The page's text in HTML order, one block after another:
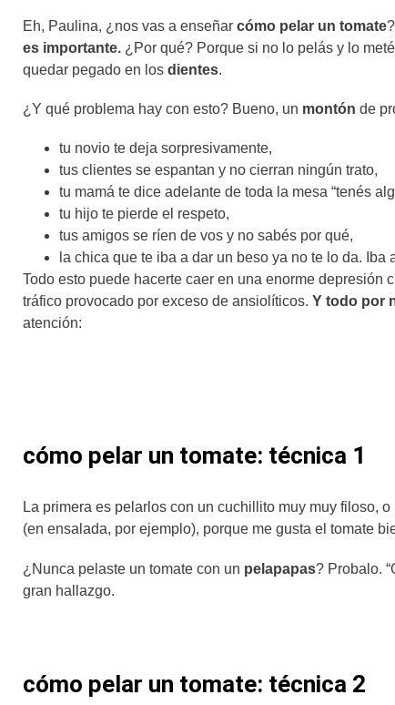
Eh, Paulina, ¿nos vas a enseñar cómo pelar un tomate
es importante. ¿Por qué? Porque si no lo pelás y lo
quedar pegado en los dientes.
¿Y qué problema hay con esto? Bueno, un montón de
tu novio te deja sorpresivamente,
tus clientes se espantan y no cierran ningún trato,
tu mamá te dice adelante de toda la mesa “tenés
tu hijo te pierde el respeto,
tus amigos se ríen de vos y no sabés por qué,
la chica que te iba a dar un beso ya no te lo da. Iba
Todo esto puede hacerte caer en una enorme
tráfico provocado por exceso de ansiolíticos. Y todo por
atención:
cómo pelar un tomate: técnica 1
La primera es pelarlos con un cuchillito muy muy filoso,
(en ensalada, por ejemplo), porque me gusta el tomate
¿Nunca pelaste un tomate con un pelapapas? Probalo.
gran hallazgo.
cómo pelar un tomate: técnica 2